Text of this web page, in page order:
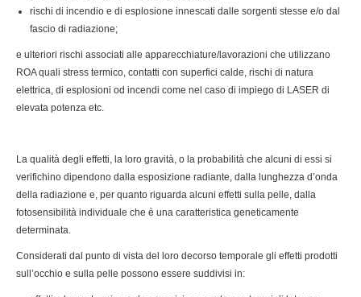
rischi di incendio e di esplosione innescati dalle sorgenti stesse e/o dal
fascio di radiazione;
e ulteriori rischi associati alle apparecchiature/lavorazioni che utilizzano
ROA quali stress termico, contatti con superfici calde, rischi di natura
elettrica, di esplosioni od incendi come nel caso di impiego di LASER di
elevata potenza etc.
La qualità degli effetti, la loro gravità, o la probabilità che alcuni di essi si
verifichino dipendono dalla esposizione radiante, dalla lunghezza d’onda
della radiazione e, per quanto riguarda alcuni effetti sulla pelle, dalla
fotosensibilità individuale che è una caratteristica geneticamente
determinata.
Considerati dal punto di vista del loro decorso temporale gli effetti prodotti
sull’occhio e sulla pelle possono essere suddivisi in: